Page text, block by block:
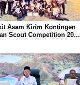
Asam Kirim Kontingen
Scout Competition 2026,